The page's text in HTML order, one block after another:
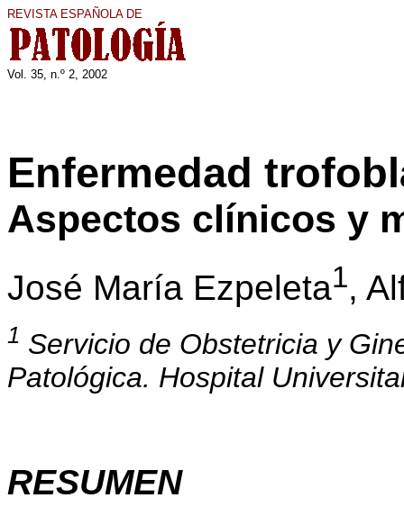
REVISTA ESPAÑOLA DE
Vol. 35, n.º 2, 2002
Enfermedad
Aspectos clínicos y
José María Ezpeleta1,
1 Servicio de Obstetricia y
Patológica. Hospital
RESUMEN